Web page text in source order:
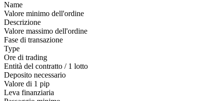
Name
Valore minimo dell'ordine
Descrizione
Valore massimo dell'ordine
Fase di transazione
Type
Ore di trading
Entità del contratto / 1 lotto
Deposito necessario
Valore di 1 pip
Leva finanziaria